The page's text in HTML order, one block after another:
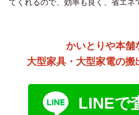
てくれるので、効率も良く、省エネ
かいとりや本舗
大型家具・大型家電の搬
LINEで